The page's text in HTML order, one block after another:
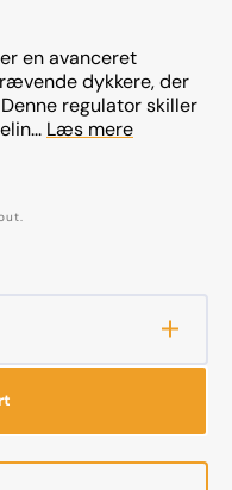
en avanceret
dykkere, der
regulator skiller
Læs mere
-
1.